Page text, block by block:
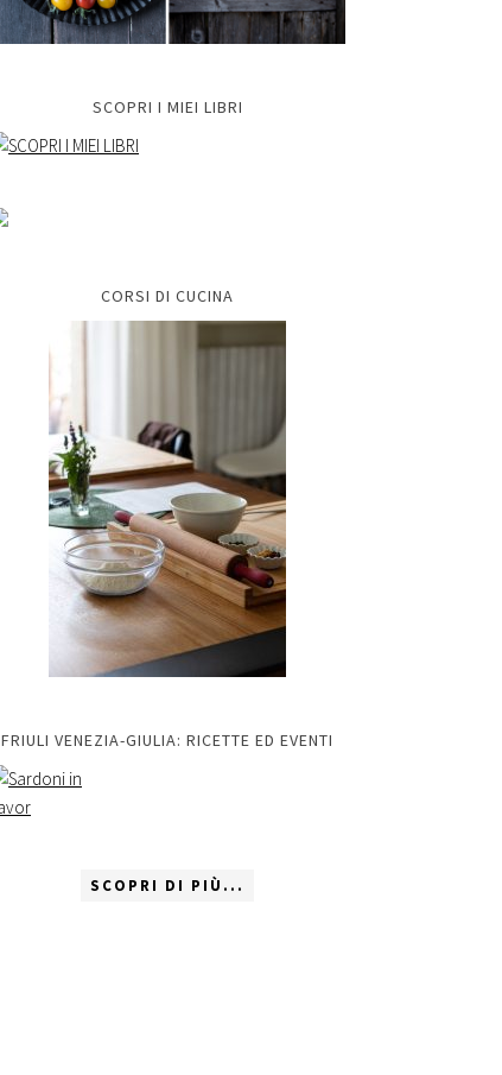
SCOPRI I MIEI LIBRI
CORSI DI CUCINA
FRIULI VENEZIA-GIULIA: RICETTE ED EVENTI
SCOPRI DI PIÙ...